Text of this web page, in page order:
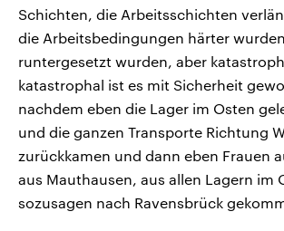
Schichten, die Arbeitsschichten
die Arbeitsbedingungen härter
runtergesetzt wurden, aber
katastrophal ist es mit Sicherheit
nachdem eben die Lager im Osten
und die ganzen Transporte Richtung
zurückkamen und dann eben Frauen
aus Mauthausen, aus allen Lagern im
sozusagen nach Ravensbrück